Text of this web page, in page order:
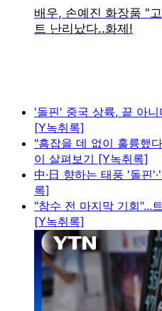
'돌핀' 중국 상륙, 끝 아
[Y녹취록]
"흠잡을 데 없이 훌륭했
이 살펴보기 [Y녹취록]
中·日 향하는 태풍 '돌핀
록]
"참수 전 마지막 기회"...
[Y녹취록]